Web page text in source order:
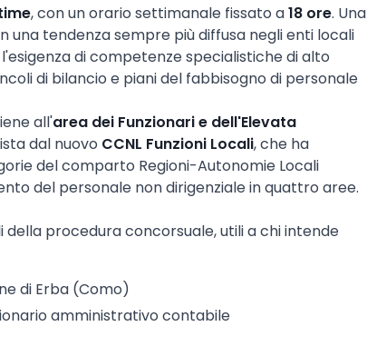
, con un orario settimanale fissato a18 ore. Una
una tendenza sempre più diffusa negli enti locali
di competenze specialistiche di alto
di bilancio e piani del fabbisogno di personale
all'area dei Funzionari e dell'Elevata
dal nuovo CCNL Funzioni Locali, che ha
del comparto Regioni-Autonomie Locali
del personale non dirigenziale in quattro aree.
della procedura concorsuale, utili a chi intende
di Erba (Como)
amministrativo contabile